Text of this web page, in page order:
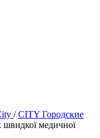
/CITY Городские
медичної